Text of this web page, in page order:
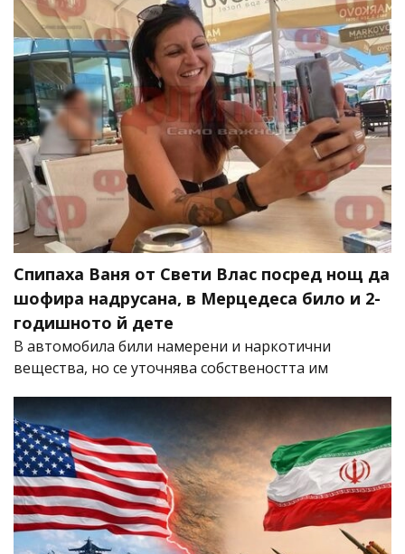
Спипаха Ваня от Свети Влас посред нощ да
шофира надрусана, в Мерцедеса било и 2-
годишното й дете
В автомобила били намерени и наркотични
вещества, но се уточнява собствеността им